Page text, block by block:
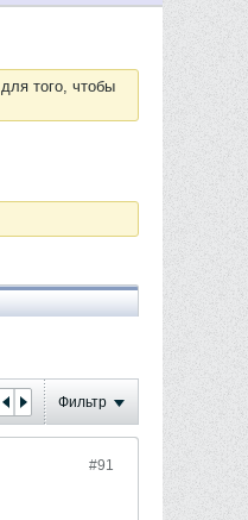
для того, чтобы
Фильтр
#91